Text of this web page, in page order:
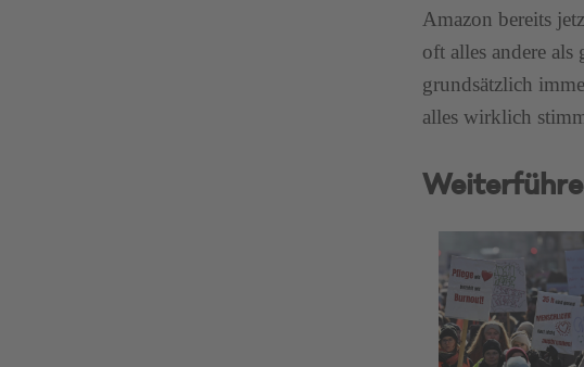
Amazon bereits
oft alles andere
grundsätzlich
alles wirklich